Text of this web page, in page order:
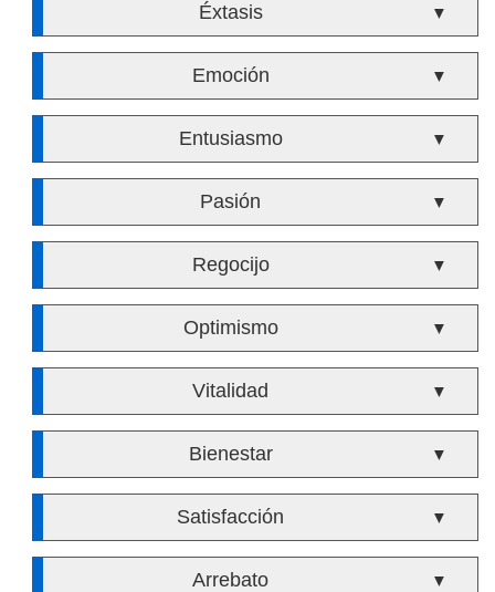
Éxtasis ▼
Emoción ▼
Entusiasmo ▼
Pasión ▼
Regocijo ▼
Optimismo ▼
Vitalidad ▼
Bienestar ▼
Satisfacción ▼
Arrebato ▼